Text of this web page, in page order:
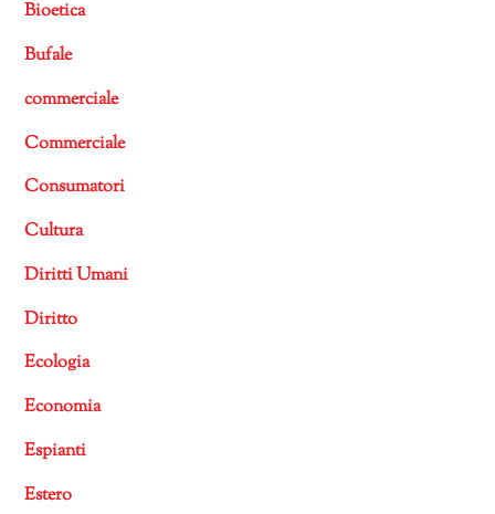
Bioetica
Bufale
commerciale
Commerciale
Consumatori
Cultura
Diritti Umani
Diritto
Ecologia
Economia
Espianti
Estero